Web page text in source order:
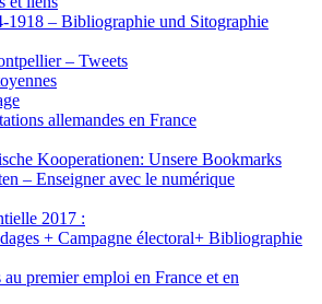
1918 – Bibliographie und Sitographie
– Tweets
allemandes en France
Kooperationen: Unsere Bookmarks
– Enseigner avec le numérique
2017 :
+ Campagne électoral+ Bibliographie
premier emploi en France et en